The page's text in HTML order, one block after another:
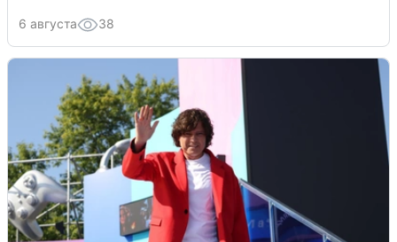
6 августа 38